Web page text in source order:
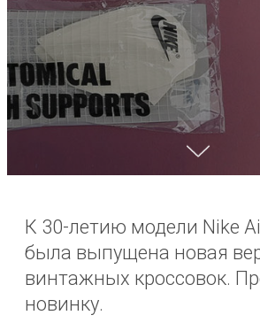
К 30-летию модели Nike
была выпущена новая
винтажных кроссовок.
новинку.